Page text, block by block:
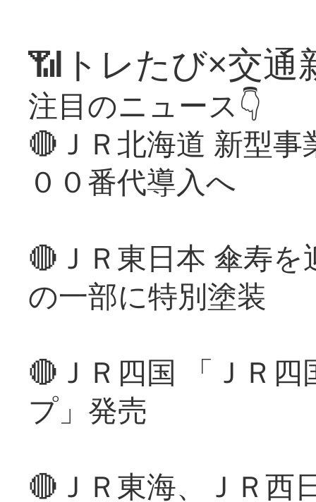
📶トレたび×交通
注目のニュース👇
🔴ＪＲ北海道 新型
００番代導入へ
🔴ＪＲ東日本 傘寿
の一部に特別塗装
🔴ＪＲ四国 「ＪＲ
プ」発売
🔴ＪＲ東海、ＪＲ西